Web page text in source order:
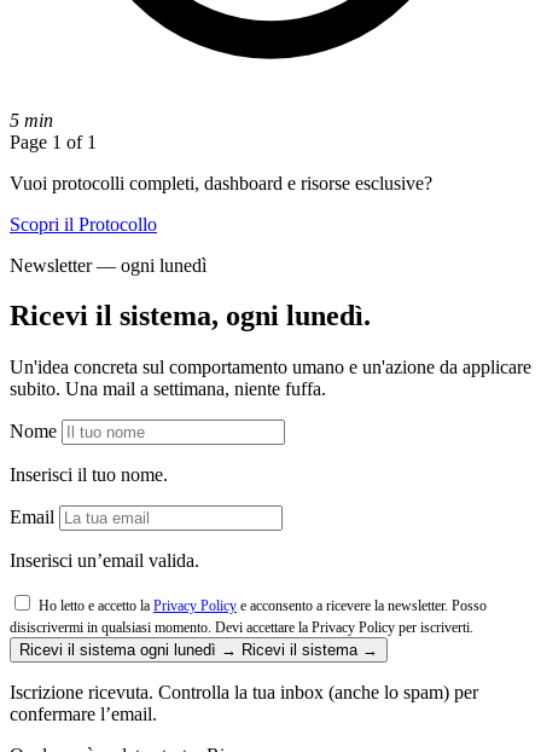
5 min
Page 1 of 1
Vuoi protocolli completi, dashboard e risorse esclusive?
Scopri il Protocollo
Newsletter — ogni lunedì
Ricevi il sistema, ogni lunedì.
Un'idea concreta sul comportamento umano e un'azione da applicare
subito. Una mail a settimana, niente fuffa.
Nome
Inserisci il tuo nome.
Email
Inserisci un’email valida.
Ho letto e accetto la Privacy Policy e acconsento a ricevere la newsletter. Posso
disiscrivermi in qualsiasi momento.
Devi accettare la Privacy Policy per iscriverti.
Ricevi il sistema ogni lunedì → Ricevi il sistema →
Iscrizione ricevuta. Controlla la tua inbox (anche lo spam) per
confermare l’email.